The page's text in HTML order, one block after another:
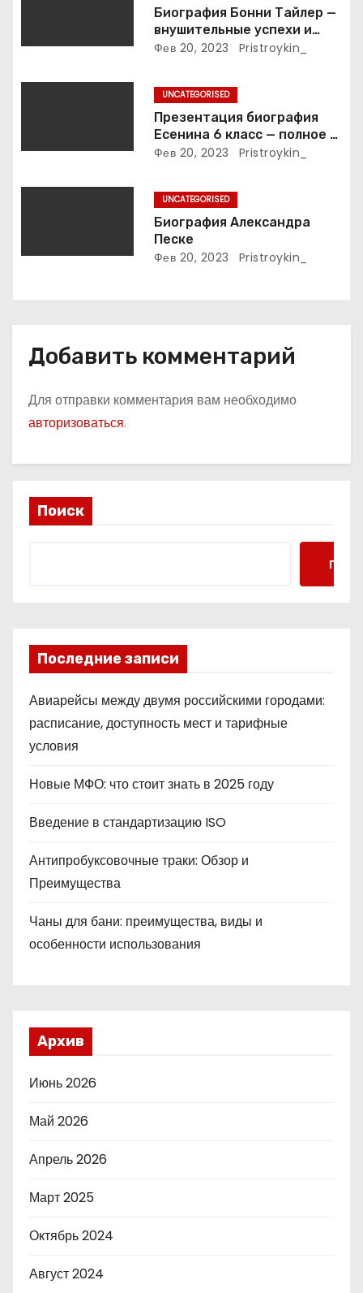
а
п
с
я
Биография Бонни Тайлер —
внушительные успехи и
интимные подробности
Фев 20, 2023 Pristroykin_
UNCATEGORISED
Презентация биография
Есенина 6 класс — полное и
подробное описание жизни
Фев 20, 2023 Pristroykin_
UNCATEGORISED
Биография Александра
Песке
Фев 20, 2023 Pristroykin_
Добавить комментарий
Для отправки комментария вам необходимо
авторизоваться.
Поиск
Поиск
Последние записи
Авиарейсы между двумя российскими городами:
расписание, доступность мест и тарифные
условия
Новые МФО: что стоит знать в 2025 году
Введение в стандартизацию ISO
Антипробуксовочные траки: Обзор и
Преимущества
Чаны для бани: преимущества, виды и
особенности использования
Архив
Июнь 2026
Май 2026
Апрель 2026
Март 2025
Октябрь 2024
Август 2024